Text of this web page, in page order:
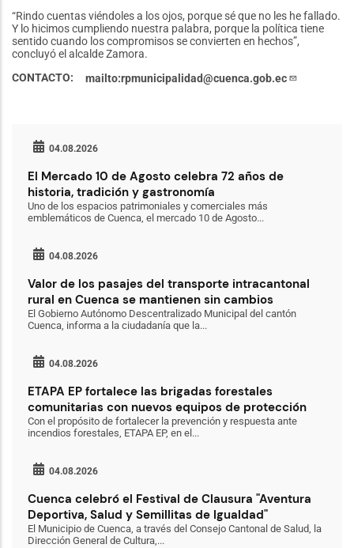
“Rindo cuentas viéndoles a los ojos, porque sé que no les he fallado.
Y lo hicimos cumpliendo nuestra palabra, porque la política tiene
sentido cuando los compromisos se convierten en hechos”,
concluyó el alcalde Zamora.
CONTACTO
mailto:rpmunicipalidad@cuenca.gob.ec
04.08.2026
El Mercado 10 de Agosto celebra 72 años de
historia, tradición y gastronomía
Uno de los espacios patrimoniales y comerciales más
emblemáticos de Cuenca, el mercado 10 de Agosto...
04.08.2026
Valor de los pasajes del transporte intracantonal
rural en Cuenca se mantienen sin cambios
El Gobierno Autónomo Descentralizado Municipal del cantón
Cuenca, informa a la ciudadanía que la...
04.08.2026
ETAPA EP fortalece las brigadas forestales
comunitarias con nuevos equipos de protección
Con el propósito de fortalecer la prevención y respuesta ante
incendios forestales, ETAPA EP, en el...
04.08.2026
Cuenca celebró el Festival de Clausura "Aventura
Deportiva, Salud y Semillitas de Igualdad"
El Municipio de Cuenca, a través del Consejo Cantonal de Salud, la
Dirección General de Cultura,...